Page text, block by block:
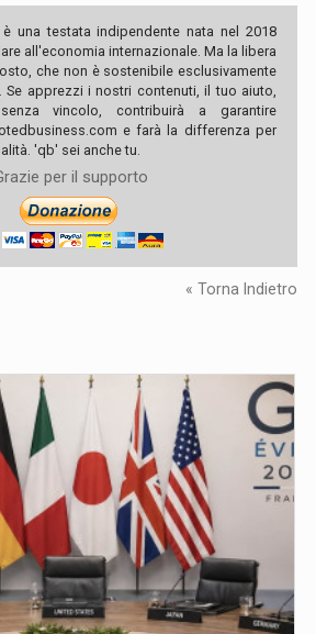
è una testata indipendente nata nel 2018
all'economia internazionale. Ma la libera
che non è sostenibile esclusivamente
Se apprezzi i nostri contenuti, il tuo aiuto,
vincolo, contribuirà a garantire
e farà la differenza per
'qb' sei anche tu.
per il supporto
« Torna Indietro